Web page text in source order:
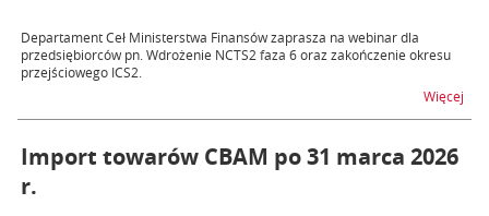
Departament Ceł Ministerstwa Finansów zaprasza na webinar dla
przedsiębiorców pn. Wdrożenie NCTS2 faza 6 oraz zakończenie okresu
przejściowego ICS2.
Więcej
Import towarów CBAM po 31 marca 2026
r.